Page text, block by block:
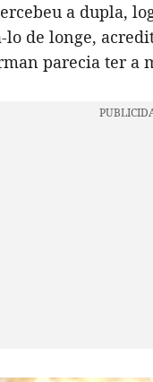
a dupla,
lo de longe,
parecia ter a